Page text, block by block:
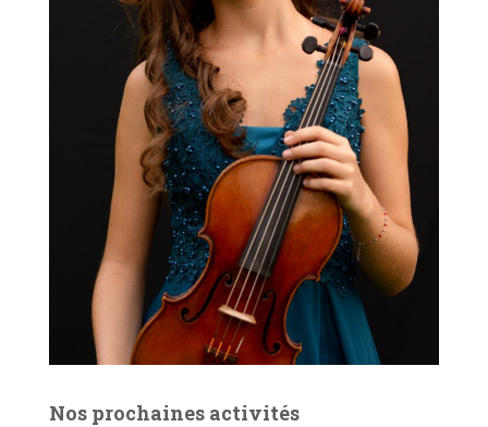
Nos prochaines activités